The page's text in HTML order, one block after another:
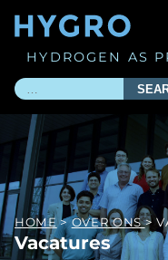
HYDROGEN AS
HOME>OVER ONS>
Vacatures